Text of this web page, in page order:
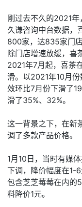
刚过去不久的2021
久谦咨询中台数据，
800家，达835家门
除门店增速放缓，喜
2021年7月起，喜茶
滑。以2021年10月
效环比7月份下滑了
滑了35%、32%。
这一背景之下，在新
调了多款产品价格。
1月10日，当时有媒
下调，降价幅度在1-
包含芝芝莓莓在内的
料降价1元。